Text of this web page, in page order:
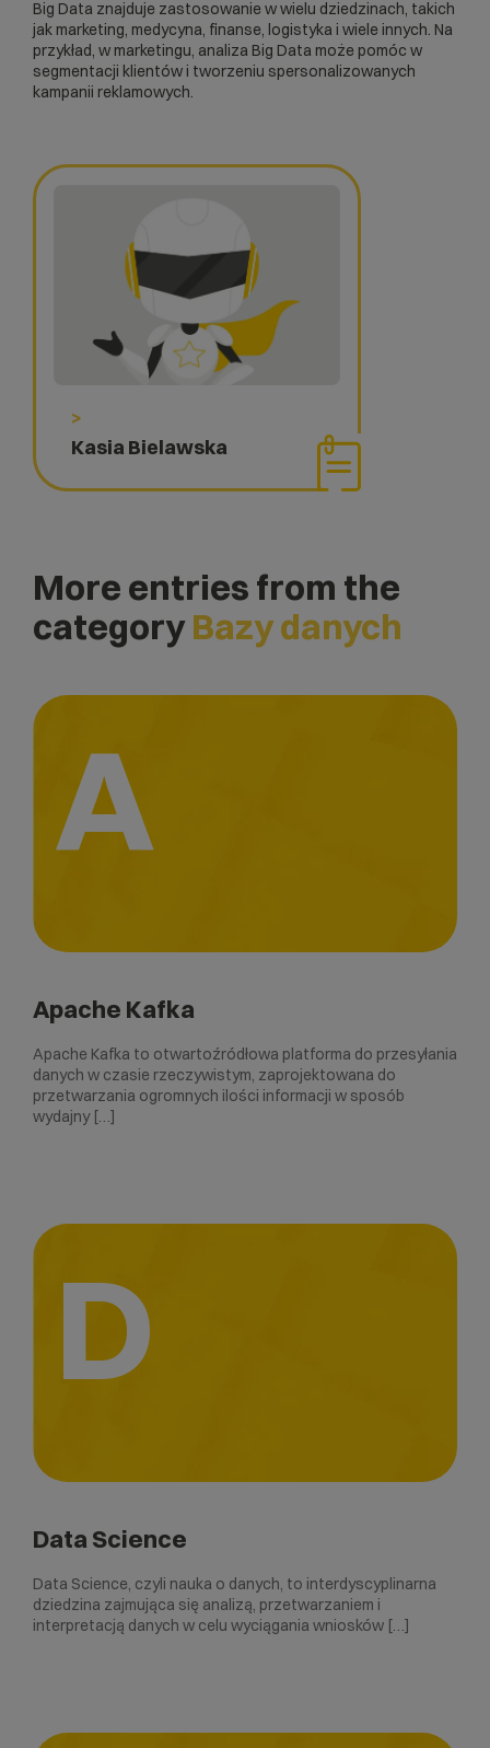
>
Kasia Bielawska
Big Data znajduje zastosowanie w wielu dziedzinach, takich
jak marketing, medycyna, finanse, logistyka i wiele innych. Na
przykład, w marketingu, analiza Big Data może pomóc w
segmentacji klientów i tworzeniu spersonalizowanych
kampanii reklamowych.
More entries from the
categoryBazy danych
A
Apache Kafka
Apache Kafka to otwartoźródłowa platforma do przesyłania
danych w czasie rzeczywistym, zaprojektowana do
przetwarzania ogromnych ilości informacji w sposób
wydajny […]
D
Data Science
Data Science, czyli nauka o danych, to interdyscyplinarna
dziedzina zajmująca się analizą, przetwarzaniem i
interpretacją danych w celu wyciągania wniosków […]